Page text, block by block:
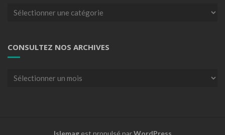
Articles
CONSULTEZ NOS ARCHIVES
Consultez
Islemagest propulsé parWordPress